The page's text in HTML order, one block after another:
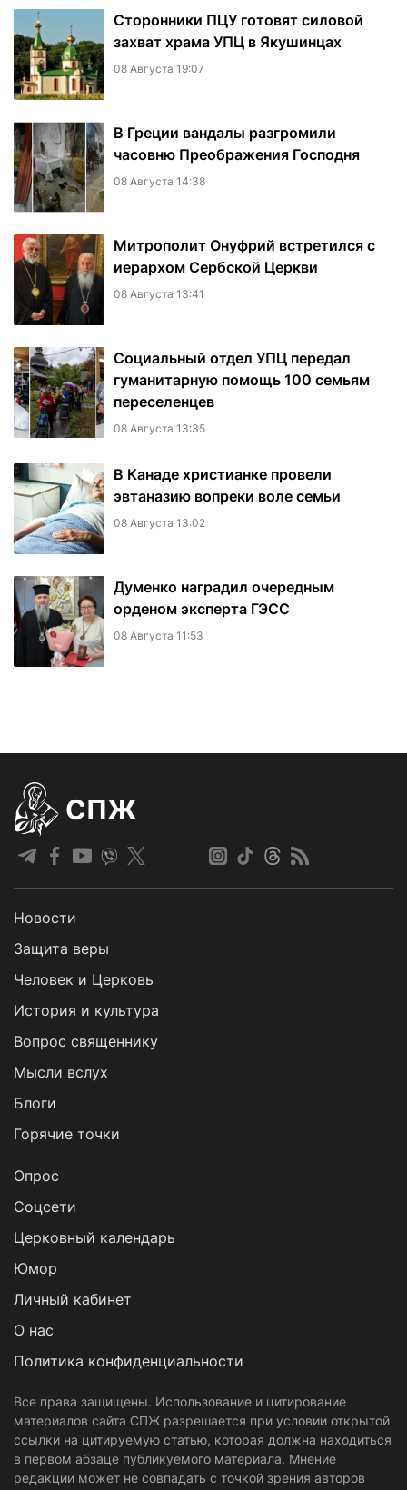
Сторонники ПЦУ готовят силовой
захват храма УПЦ в Якушинцах
08 Августа 19:07
В Греции вандалы разгромили
часовню Преображения Господня
08 Августа 14:38
Митрополит Онуфрий встретился с
иерархом Сербской Церкви
08 Августа 13:41
Социальный отдел УПЦ передал
гуманитарную помощь 100 семьям
переселенцев
08 Августа 13:35
В Канаде христианке провели
эвтаназию вопреки воле семьи
08 Августа 13:02
Думенко наградил очередным
орденом эксперта ГЭСС
08 Августа 11:53
СПЖ
Новости
Защита веры
Человек и Церковь
История и культура
Вопрос священнику
Мысли вслух
Блоги
Горячие точки
Опрос
Cоцсети
Церковный календарь
Юмор
Личный кабинет
О нас
Политика конфиденциальности
Все права защищены. Использование и цитирование
материалов сайта СПЖ разрешается при условии открытой
ссылки на цитируемую статью, которая должна находиться
в первом абзаце публикуемого материала. Мнение
редакции может не совпадать с точкой зрения авторов